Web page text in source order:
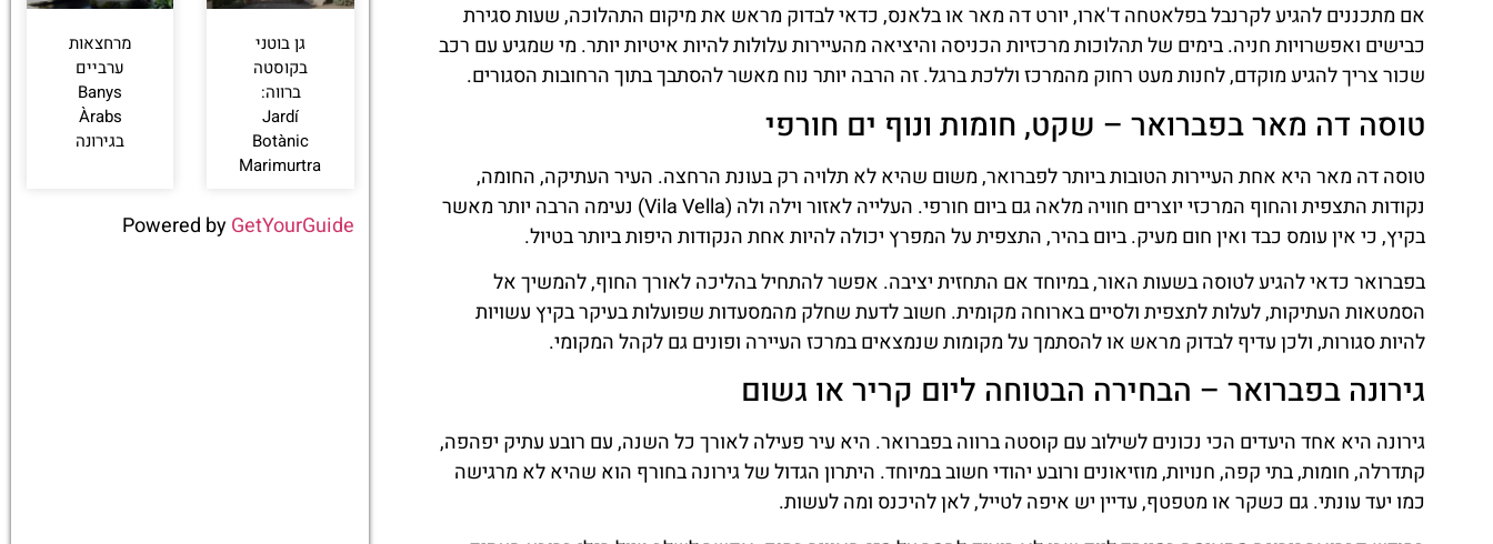
אם מתכננים להגיע לקרנבל בפלאטחה ד'ארו, יורט דה מאר או בלאנס, כדאי לבדוק מראש את מיקום התהלוכה, שעות סגירת
כבישים ואפשרויות חניה. בימים של תהלוכות מרכזיות הכניסה והיציאה מהעיירות עלולות להיות איטיות יותר. מי שמגיע עם רכב
שכור צריך להגיע מוקדם, לחנות מעט רחוק מהמרכז וללכת ברגל. זה הרבה יותר נוח מאשר להסתבך בתוך הרחובות הסגורים.
טוסה דה מאר בפברואר – שקט, חומות ונוף ים חורפי
טוסה דה מאר היא אחת העיירות הטובות ביותר לפברואר, משום שהיא לא תלויה רק בעונת הרחצה. העיר העתיקה, החומה,
נקודות התצפית והחוף המרכזי יוצרים חוויה מלאה גם ביום חורפי. העלייה לאזור וילה ולה (Vila Vella) נעימה הרבה יותר מאשר
בקיץ, כי אין עומס כבד ואין חום מעיק. ביום בהיר, התצפית על המפרץ יכולה להיות אחת הנקודות היפות ביותר בטיול.
בפברואר כדאי להגיע לטוסה בשעות האור, במיוחד אם התחזית יציבה. אפשר להתחיל בהליכה לאורך החוף, להמשיך אל
הסמטאות העתיקות, לעלות לתצפית ולסיים בארוחה מקומית. חשוב לדעת שחלק מהמסעדות שפועלות בעיקר בקיץ עשויות
להיות סגורות, ולכן עדיף לבדוק מראש או להסתמך על מקומות שנמצאים במרכז העיירה ופונים גם לקהל המקומי.
גירונה בפברואר – הבחירה הבטוחה ליום קריר או גשום
גירונה היא אחד היעדים הכי נכונים לשילוב עם קוסטה ברווה בפברואר. היא עיר פעילה לאורך כל השנה, עם רובע עתיק יפהפה,
קתדרלה, חומות, בתי קפה, חנויות, מוזיאונים ורובע יהודי חשוב במיוחד. היתרון הגדול של גירונה בחורף הוא שהיא לא מרגישה
כמו יעד עונתי. גם כשקר או מטפטף, עדיין יש איפה לטייל, לאן להיכנס ומה לעשות.
גן בוטני
בקוסטה
ברווה:
‪‪Jardí
Botànic
Marimurtra‬‬
מרחצאות
ערביים
Banys
Àrabs
בגירונה
Powered byGetYourGuide